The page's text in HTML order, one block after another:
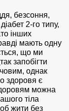
безсоння,
2-го типу,
інших
мають одну
що ми
запобігти
однак
здоровя є
можна
тіла
жити без